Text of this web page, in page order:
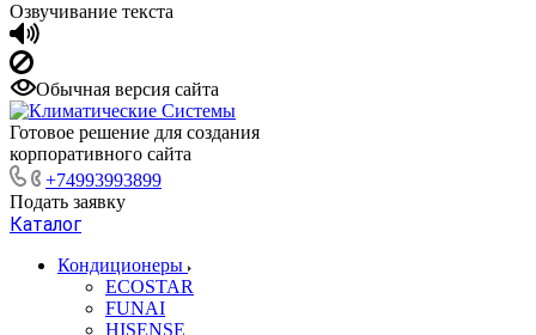
Озвучивание текста
Обычная версия сайта
Готовое решение для создания
корпоративного сайта
+74993993899
Подать заявку
Каталог
Кондиционеры
ECOSTAR
FUNAI
HISENSE